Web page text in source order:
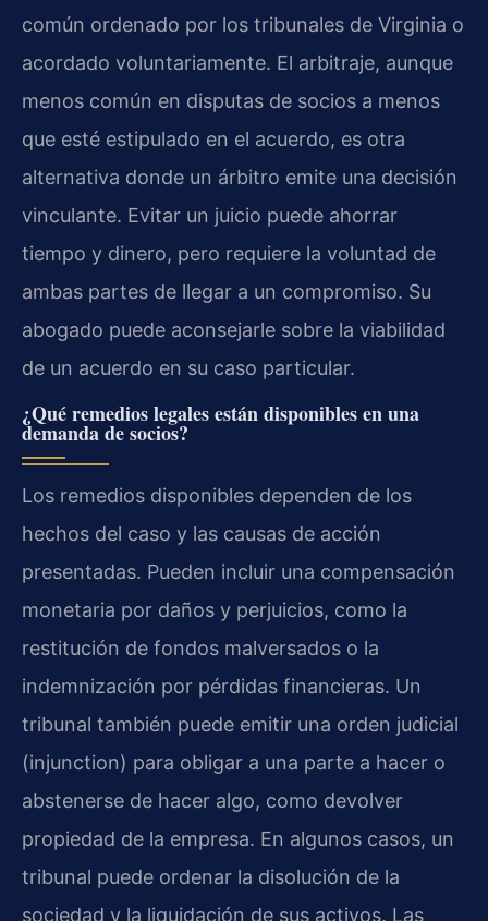
común ordenado por los tribunales de Virginia o
acordado voluntariamente. El arbitraje, aunque
menos común en disputas de socios a menos
que esté estipulado en el acuerdo, es otra
alternativa donde un árbitro emite una decisión
vinculante. Evitar un juicio puede ahorrar
tiempo y dinero, pero requiere la voluntad de
ambas partes de llegar a un compromiso. Su
abogado puede aconsejarle sobre la viabilidad
de un acuerdo en su caso particular.
¿Qué remedios legales están disponibles en una
demanda de socios?
Los remedios disponibles dependen de los
hechos del caso y las causas de acción
presentadas. Pueden incluir una compensación
monetaria por daños y perjuicios, como la
restitución de fondos malversados o la
indemnización por pérdidas financieras. Un
tribunal también puede emitir una orden judicial
(injunction) para obligar a una parte a hacer o
abstenerse de hacer algo, como devolver
propiedad de la empresa. En algunos casos, un
tribunal puede ordenar la disolución de la
sociedad y la liquidación de sus activos. Las